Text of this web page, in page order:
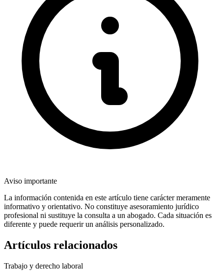
Aviso importante
La información contenida en este artículo tiene carácter meramente
informativo y orientativo. No constituye asesoramiento jurídico
profesional ni sustituye la consulta a un abogado. Cada situación es
diferente y puede requerir un análisis personalizado.
Artículos relacionados
Trabajo y derecho laboral